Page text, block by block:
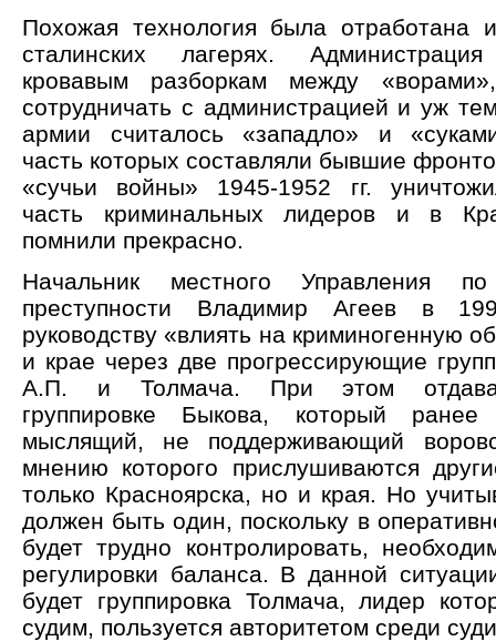
Похожая технология была отработана
сталинских лагерях. Администрация
кровавым разборкам между
сотрудничать с администрацией и уж
армии считалось «западло» и
часть которых составляли бывшие
«сучьи войны» 1945-1952 гг.
часть криминальных лидеров и в
помнили прекрасно.
Начальник местного Управления по
преступности Владимир Агеев в
руководству «влиять на криминогенную
и крае через две прогрессирующие
А.П. и Толмача. При этом
группировке Быкова, который
мыслящий, не поддерживающий
мнению которого прислушиваются
только Красноярска, но и края. Но
должен быть один, поскольку в
будет трудно контролировать,
регулировки баланса. В данной
будет группировка Толмача, лидер
судим, пользуется авторитетом среди